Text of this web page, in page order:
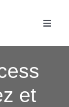
Toggle
et